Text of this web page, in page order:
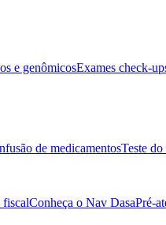
e genômicosExames check-
de medicamentosTeste
fiscalConheça o Nav DasaPré-